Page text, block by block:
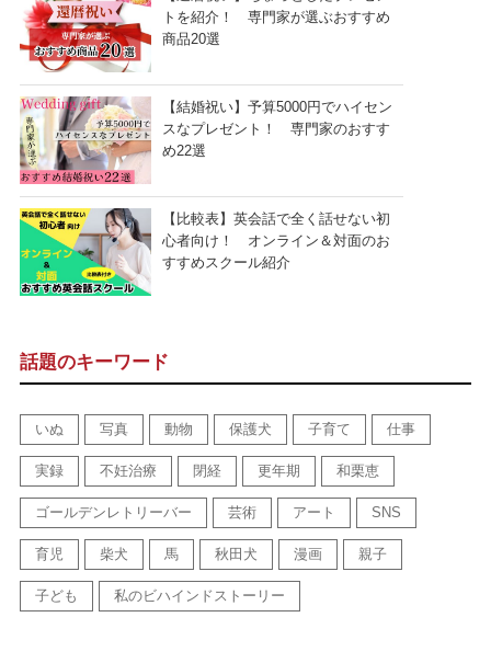
トを紹介！ 専門家が選ぶおすすめ
商品20選
【結婚祝い】予算5000円でハイセン
スなプレゼント！ 専門家のおすす
め22選
【比較表】英会話で全く話せない初
心者向け！ オンライン＆対面のお
すすめスクール紹介
話題のキーワード
いぬ 写真 動物 保護犬 子育て 仕事
実録 不妊治療 閉経 更年期 和栗恵
ゴールデンレトリーバー 芸術 アート SNS
育児 柴犬 馬 秋田犬 漫画 親子
子ども 私のビハインドストーリー